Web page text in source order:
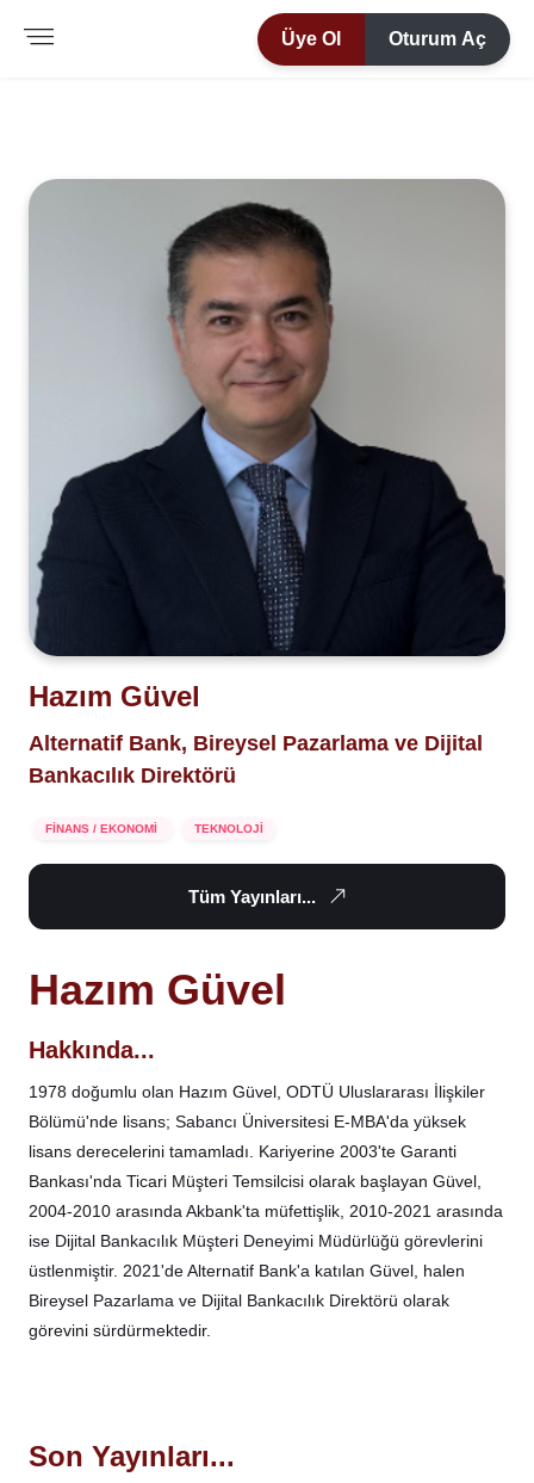
Üye Ol Oturum Aç
Hazım Güvel
Alternatif Bank, Bireysel Pazarlama ve Dijital
Bankacılık Direktörü
FİNANS / EKONOMİ TEKNOLOJİ
Tüm Yayınları...
Hazım Güvel
Hakkında...
1978 doğumlu olan Hazım Güvel, ODTÜ Uluslararası İlişkiler
Bölümü'nde lisans; Sabancı Üniversitesi E-MBA'da yüksek
lisans derecelerini tamamladı. Kariyerine 2003'te Garanti
Bankası'nda Ticari Müşteri Temsilcisi olarak başlayan Güvel,
2004-2010 arasında Akbank'ta müfettişlik, 2010-2021 arasında
ise Dijital Bankacılık Müşteri Deneyimi Müdürlüğü görevlerini
üstlenmiştir. 2021'de Alternatif Bank'a katılan Güvel, halen
Bireysel Pazarlama ve Dijital Bankacılık Direktörü olarak
görevini sürdürmektedir.
Son Yayınları...